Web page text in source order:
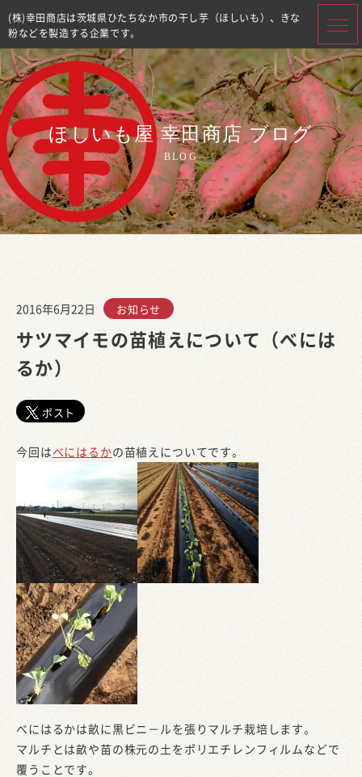
(株)幸田商店は茨城県ひたちなか市の干し芋（ほしいも）、きな
粉などを製造する企業です。
ほしいも屋 幸田商店 ブログ
BLOG
2016年6月22日 お知らせ
サツマイモの苗植えについて（べには
るか）
ポスト
今回はべにはるかの苗植えについてです。
べにはるかは畝に黒ビニ－ルを張りマルチ栽培します。
マルチとは畝や苗の株元の土をポリエチレンフィルムなどで
覆うことです。